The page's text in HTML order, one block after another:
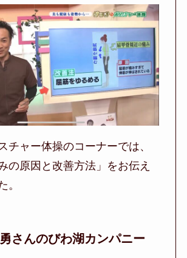
チャー体操のコーナーでは、
の原因と改善方法」をお伝え
。
さんのびわ湖カンパニー